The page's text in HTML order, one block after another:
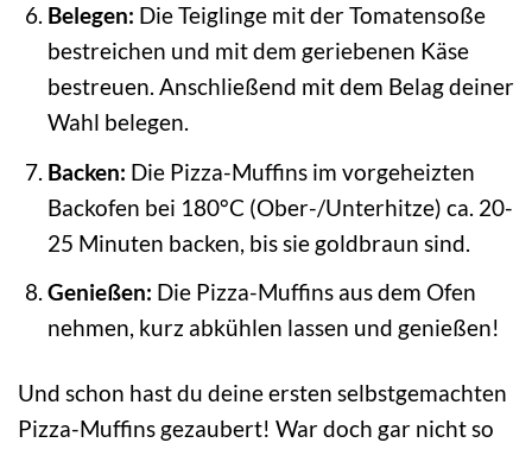
Belegen: Die Teiglinge mit der Tomatensoße
bestreichen und mit dem geriebenen Käse
bestreuen. Anschließend mit dem Belag deiner
Wahl belegen.
Backen: Die Pizza-Muffins im vorgeheizten
Backofen bei 180°C (Ober-/Unterhitze) ca. 20-
25 Minuten backen, bis sie goldbraun sind.
Genießen: Die Pizza-Muffins aus dem Ofen
nehmen, kurz abkühlen lassen und genießen!
Und schon hast du deine ersten selbstgemachten
Pizza-Muffins gezaubert! War doch gar nicht so